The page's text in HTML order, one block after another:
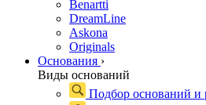
Benartti
DreamLine
Askona
Originals
Основания ›
Виды оснований
Подбор оснований и